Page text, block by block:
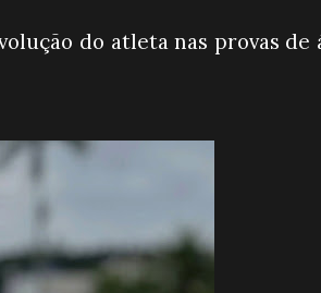
do atleta nas provas de